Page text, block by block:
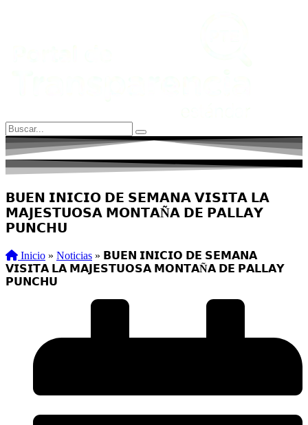
𝗕𝗨𝗘𝗡 𝗜𝗡𝗜𝗖𝗜𝗢 𝗗𝗘 𝗦𝗘𝗠𝗔𝗡𝗔 𝗩𝗜𝗦𝗜𝗧𝗔 𝗟𝗔
𝗠𝗔𝗝𝗘𝗦𝗧𝗨𝗢𝗦𝗔 𝗠𝗢𝗡𝗧𝗔Ñ𝗔 𝗗𝗘 𝗣𝗔𝗟𝗟𝗔𝗬
𝗣𝗨𝗡𝗖𝗛𝗨
Inicio » Noticias » 𝗕𝗨𝗘𝗡 𝗜𝗡𝗜𝗖𝗜𝗢 𝗗𝗘 𝗦𝗘𝗠𝗔𝗡𝗔
𝗩𝗜𝗦𝗜𝗧𝗔 𝗟𝗔 𝗠𝗔𝗝𝗘𝗦𝗧𝗨𝗢𝗦𝗔 𝗠𝗢𝗡𝗧𝗔Ñ𝗔 𝗗𝗘 𝗣𝗔𝗟𝗟𝗔𝗬
𝗣𝗨𝗡𝗖𝗛𝗨